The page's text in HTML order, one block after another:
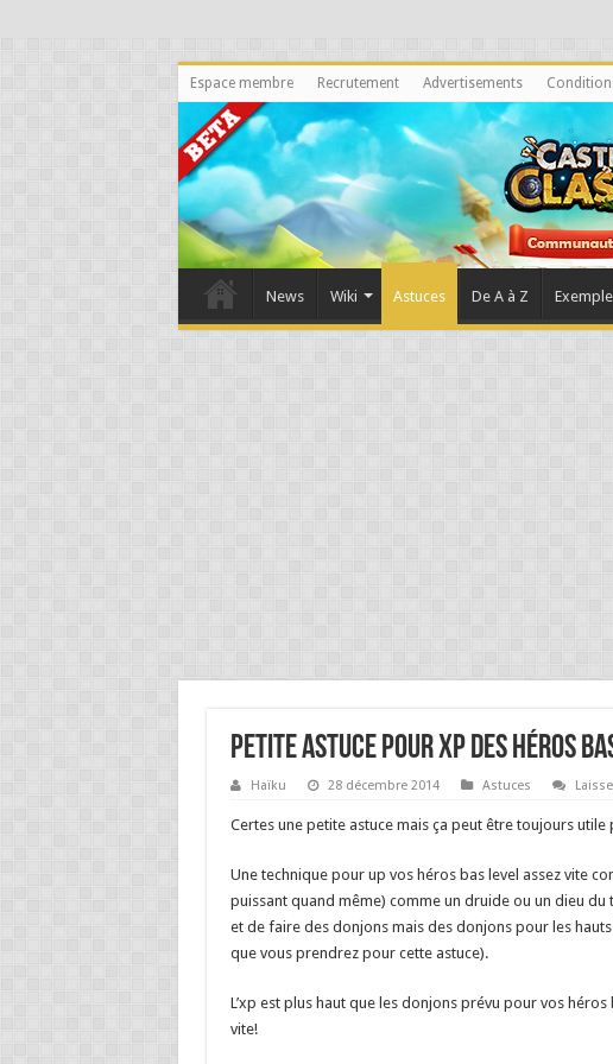
Espace membre Recrutement Advertisements
News Wiki Astuces De A à Z
Petite astuce pour xp des héros
Haïku 28 décembre 2014 Astuces
Certes une petite astuce mais ça peut être toujours utile
Une technique pour up vos héros bas level assez vite
puissant quand même) comme un druide ou un dieu
et de faire des donjons mais des donjons pour les
que vous prendrez pour cette astuce).
L’xp est plus haut que les donjons prévu pour vos
vite!